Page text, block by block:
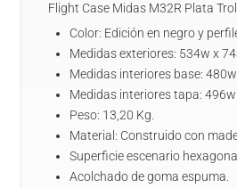
Flight Case Midas M32R Plata
Color: Edición en negro y
Medidas exteriores: 534w x
Medidas interiores base:
Medidas interiores tapa:
Peso: 13,20 Kg.
Material: Construido con
Superficie escenario
Acolchado de goma espuma.